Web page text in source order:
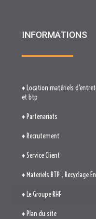
INFORMATIONS
♦ Location matériels
et btp
♦ Partenariats
♦ Recrutement
♦ Service Client
♦ Materiels BTP , Recyclage
♦ Le Groupe RHF
♦ Plan du site